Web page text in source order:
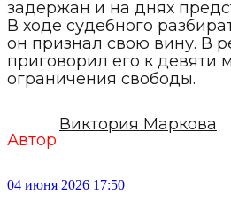
задержан и на днях
В ходе судебного
он признал свою вину. В
приговорил его к девяти
ограничения свободы.
Автор:
Виктория Маркова
04 июня 2026 17:50